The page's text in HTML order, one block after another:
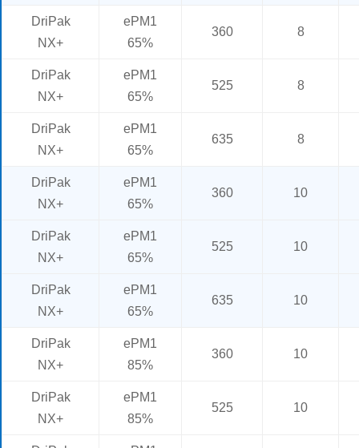
DriPak
NX+
ePM1
65%
360 8
DriPak
NX+
ePM1
65%
525 8
DriPak
NX+
ePM1
65%
635 8
DriPak
NX+
ePM1
65%
360 10
DriPak
NX+
ePM1
65%
525 10
DriPak
NX+
ePM1
65%
635 10
DriPak
NX+
ePM1
85%
360 10
DriPak
NX+
ePM1
85%
525 10